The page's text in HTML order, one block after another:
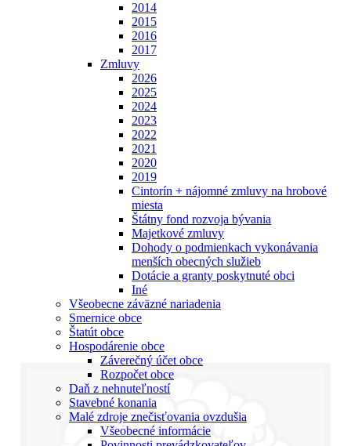
2014
2015
2016
2017
Zmluvy
2026
2025
2024
2023
2022
2021
2020
2019
Cintorín + nájomné zmluvy na hrobové
miesta
Štátny fond rozvoja bývania
Majetkové zmluvy
Dohody o podmienkach vykonávania
menších obecných služieb
Dotácie a granty poskytnuté obci
Iné
Všeobecne záväzné nariadenia
Smernice obce
Štatút obce
Hospodárenie obce
Záverečný účet obce
Rozpočet obce
Daň z nehnuteľností
Stavebné konania
Malé zdroje znečisťovania ovzdušia
Všeobecné informácie